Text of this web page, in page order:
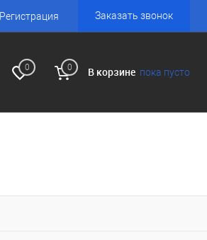
Регистрация Заказать звонок
0 0 В корзине пока пусто